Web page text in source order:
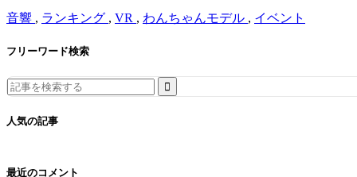
音響 , ランキング , VR , わんちゃんモデル , イベント
フリーワード検索
Search
for:
人気の記事
最近のコメント